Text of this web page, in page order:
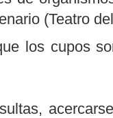
(Teatro
los cupos